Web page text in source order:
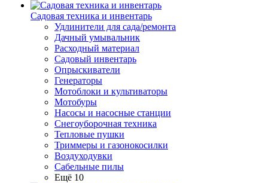
Садовая техника и инвентарь
Удлинители для сада/ремонта
Дачный умывальник
Расходный материал
Садовый инвентарь
Опрыскиватели
Генераторы
Мотоблоки и культиваторы
Мотобуры
Насосы и насосные станции
Снегоуборочная техника
Тепловые пушки
Триммеры и газонокосилки
Воздуходувки
Сабельные пилы
Ещё 10